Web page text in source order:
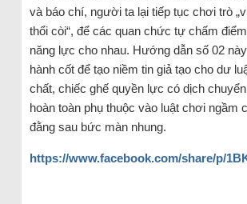
và báo chí, người ta lại tiếp tục chơi trò
thổi còi“, để các quan chức tự chấm
năng lực cho nhau. Hướng dẫn số 02
hành cốt để tạo niềm tin giả tạo cho dư
chất, chiếc ghế quyền lực có dịch
hoàn toàn phụ thuộc vào luật chơi ngầm
đằng sau bức màn nhung.
https://www.facebook.com/share/p/